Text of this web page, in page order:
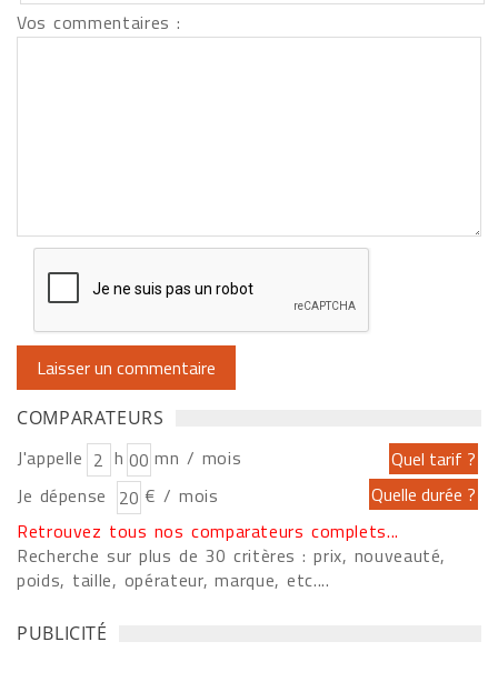
Vos commentaires :
COMPARATEURS
J'appelle h
mn / mois
Je dépense
€ / mois
Retrouvez tous nos comparateurs complets...
Recherche sur plus de 30 critères : prix, nouveauté,
poids, taille, opérateur, marque, etc....
PUBLICITÉ